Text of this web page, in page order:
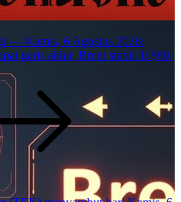
— Kamis, 6 Agustus 2026:
garis akhir, Brent stabil di $80.